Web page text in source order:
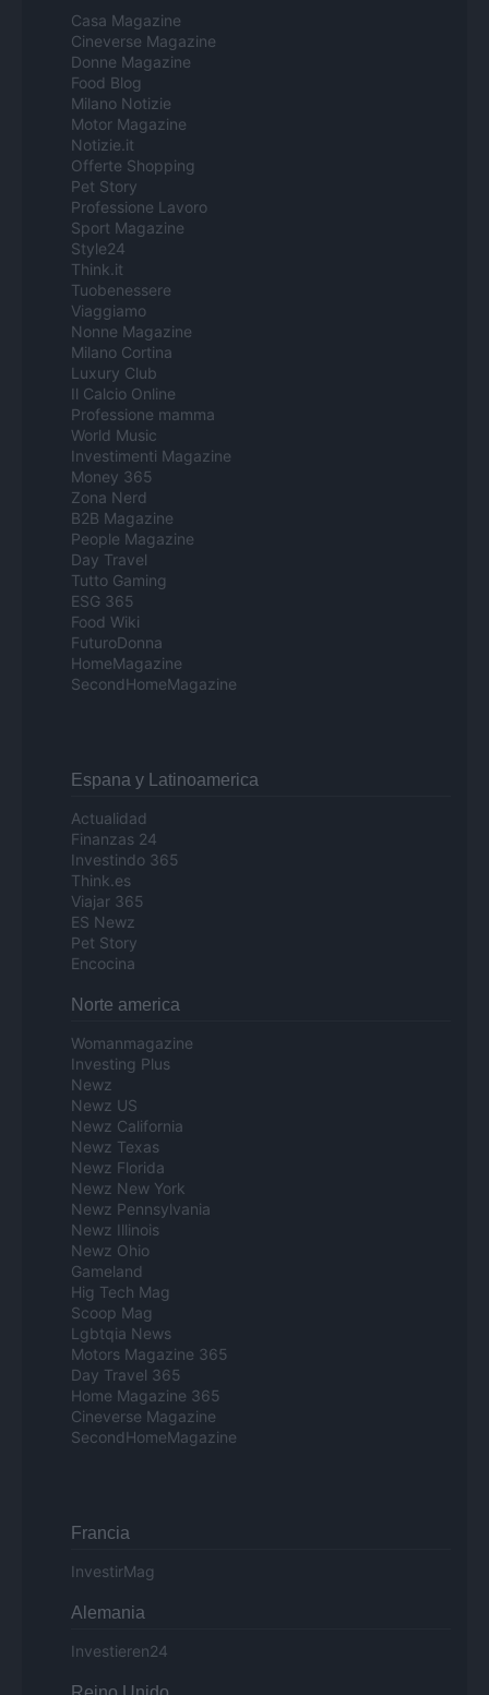
Casa Magazine
Cineverse Magazine
Donne Magazine
Food Blog
Milano Notizie
Motor Magazine
Notizie.it
Offerte Shopping
Pet Story
Professione Lavoro
Sport Magazine
Style24
Think.it
Tuobenessere
Viaggiamo
Nonne Magazine
Milano Cortina
Luxury Club
Il Calcio Online
Professione mamma
World Music
Investimenti Magazine
Money 365
Zona Nerd
B2B Magazine
People Magazine
Day Travel
Tutto Gaming
ESG 365
Food Wiki
FuturoDonna
HomeMagazine
SecondHomeMagazine
Espana y Latinoamerica
Actualidad
Finanzas 24
Investindo 365
Think.es
Viajar 365
ES Newz
Pet Story
Encocina
Norte america
Womanmagazine
Investing Plus
Newz
Newz US
Newz California
Newz Texas
Newz Florida
Newz New York
Newz Pennsylvania
Newz Illinois
Newz Ohio
Gameland
Hig Tech Mag
Scoop Mag
Lgbtqia News
Motors Magazine 365
Day Travel 365
Home Magazine 365
Cineverse Magazine
SecondHomeMagazine
Francia
InvestirMag
Alemania
Investieren24